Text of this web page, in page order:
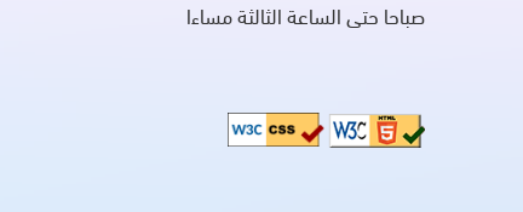
صباحا حتى الساعة الثالثة مساءا